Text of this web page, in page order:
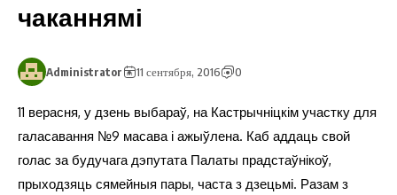
чаканнямі
Administrator 11 сентября, 2016 0
11 верасня, у дзень выбараў, на Кастрычніцкім участку для
галасавання №9 масава і ажыўлена. Каб аддаць свой
голас за будучага дэпутата Палаты прадстаўнікоў,
прыходзяць сямейныя пары, часта з дзецьмі. Разам з